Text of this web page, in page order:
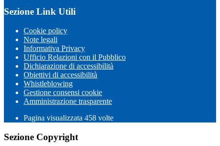
Sezione Link Utili
Cookie policy
Note legali
Informativa Privacy
Ufficio Relazioni con il Pubblico
Dichiarazione di accessibilità
Obiettivi di accessibilità
Whistleblowing
Gestione consensi cookie
Amministrazione trasparente
Pagina visualizzata 458 volte
Sezione Copyright